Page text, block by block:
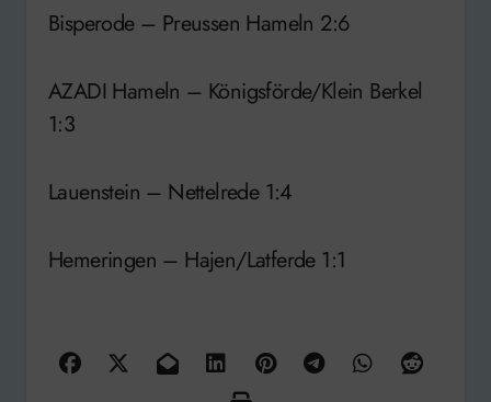
Bisperode – Preussen Hameln 2:6
AZADI Hameln – Königsförde/Klein Berkel
1:3
Lauenstein – Nettelrede 1:4
Hemeringen – Hajen/Latferde 1:1